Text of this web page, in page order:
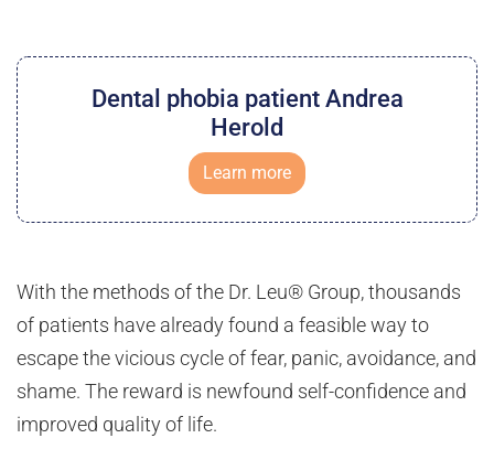
Dental phobia patient Andrea
Herold
Learn more
With the methods of the Dr. Leu® Group, thousands
of patients have already found a feasible way to
escape the vicious cycle of fear, panic, avoidance, and
shame. The reward is newfound self-confidence and
improved quality of life.